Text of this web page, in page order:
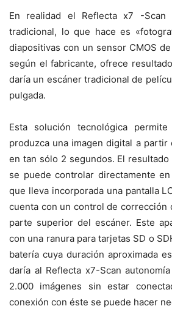
En realidad el Reflecta x7 -
tradicional, lo que hace es
diapositivas con un sensor CMOS
según el fabricante, ofrece
daría un escáner tradicional de
pulgada.
Esta solución tecnológica
produzca una imagen digital a partir
en tan sólo 2 segundos. El
se puede controlar directamente
que lleva incorporada una pantalla
cuenta con un control de corrección
parte superior del escáner. Este
con una ranura para tarjetas SD o
batería cuya duración aproximada
daría al Reflecta x7-Scan
2.000 imágenes sin estar
conexión con éste se puede hacer